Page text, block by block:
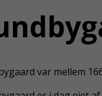
var mellem